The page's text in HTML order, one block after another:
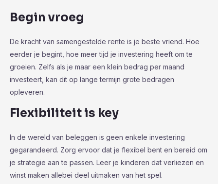
Begin vroeg
De kracht van samengestelde rente is je beste vriend. Hoe
eerder je begint, hoe meer tijd je investering heeft om te
groeien. Zelfs als je maar een klein bedrag per maand
investeert, kan dit op lange termijn grote bedragen
opleveren.
Flexibiliteit is key
In de wereld van beleggen is geen enkele investering
gegarandeerd. Zorg ervoor dat je flexibel bent en bereid om
je strategie aan te passen. Leer je kinderen dat verliezen en
winst maken allebei deel uitmaken van het spel.